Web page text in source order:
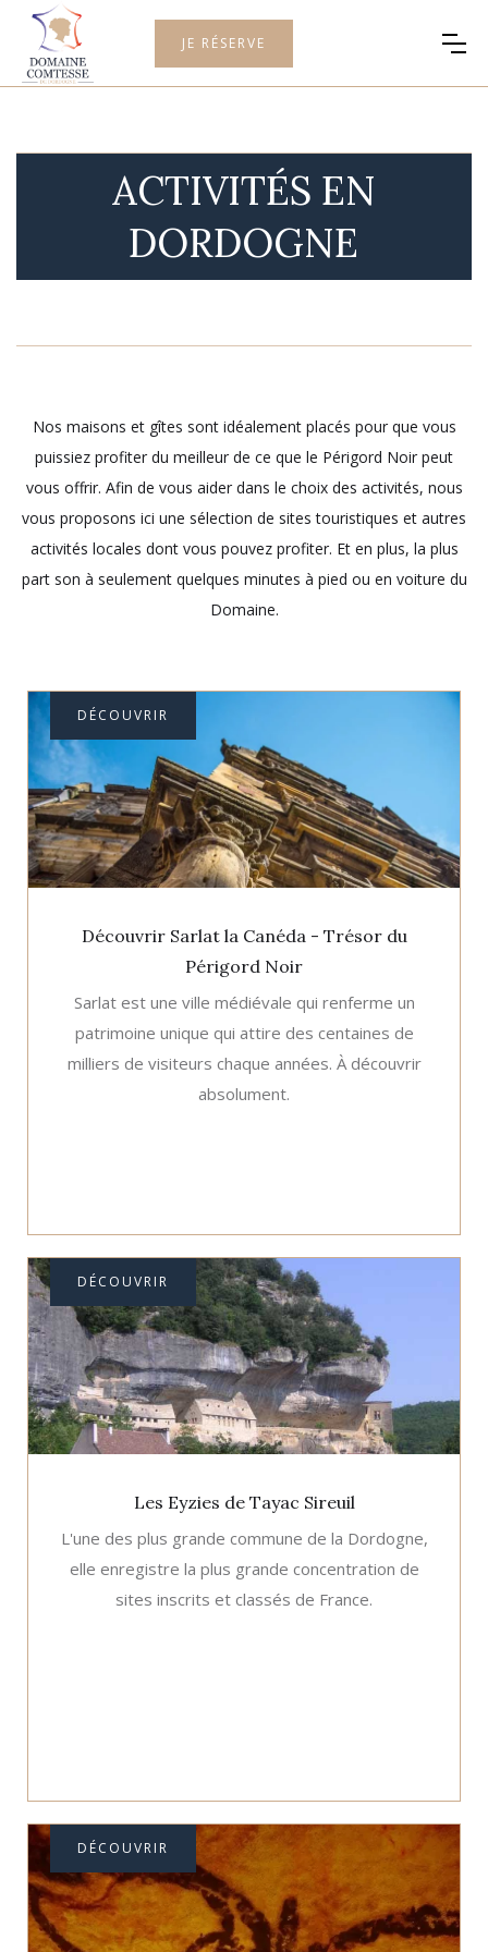
JE RÉSERVE
ACTIVITÉS EN
DORDOGNE
Nos maisons et gîtes sont idéalement placés pour que vous
puissiez profiter du meilleur de ce que le Périgord Noir peut
vous offrir. Afin de vous aider dans le choix des activités, nous
vous proposons ici une sélection de sites touristiques et autres
activités locales dont vous pouvez profiter. Et en plus, la plus
part son à seulement quelques minutes à pied ou en voiture du
Domaine.
Découvrir Sarlat la Canéda - Trésor du
Périgord Noir
Sarlat est une ville médiévale qui renferme un
patrimoine unique qui attire des centaines de
milliers de visiteurs chaque années. À découvrir
absolument.
DÉCOUVRIR
Les Eyzies de Tayac Sireuil
L'une des plus grande commune de la Dordogne,
elle enregistre la plus grande concentration de
sites inscrits et classés de France.
DÉCOUVRIR
DÉCOUVRIR